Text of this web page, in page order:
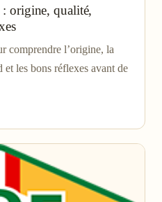
: origine, qualité,
comprendre l’origine, la
les bons réflexes avant de